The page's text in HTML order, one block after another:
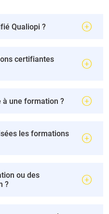
Qualiopi ?
certifiantes
à une formation ?
les formations
ou des
?